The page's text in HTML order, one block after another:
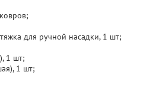
для ручной насадки, 1 шт;
1 шт;
1 шт;